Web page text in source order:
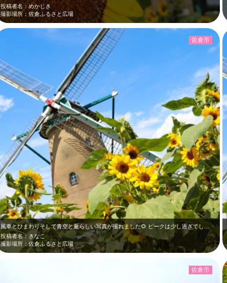
投稿者名：めかじき
撮影場所：佐倉ふるさと広場
投稿者名：きなこ
撮影場所：佐倉ふるさと広場
佐倉市
佐倉市